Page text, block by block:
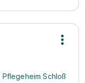
Pflegeheim Schloß